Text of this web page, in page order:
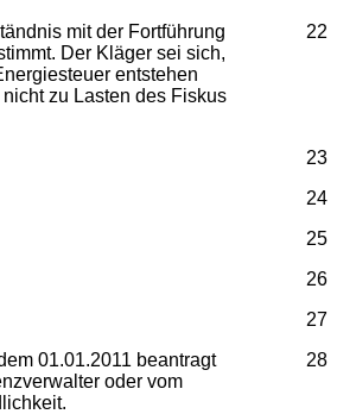
22
mit der Fortführung
Der Kläger sei sich,
entstehen
zu Lasten des Fiskus
23
24
25
26
27
28
01.01.2011 beantragt
oder vom